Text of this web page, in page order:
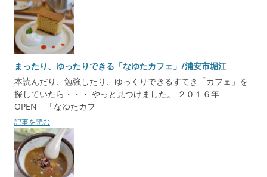
まったり、ゆったりできる「なゆたカフェ」/浦安市堀江
本読んだり、勉強したり、ゆっくりできるすてき「カフェ」を
探していたら・・・ やっと見つけました。 ２０１６年
OPEN 「なゆたカフ
記事を読む